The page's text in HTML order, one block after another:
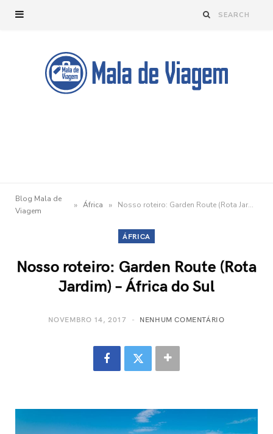
Blog Mala de
Viagem
» África » Nosso roteiro: Garden Route (Rota Jardim) – África do Sul
ÁFRICA
Nosso roteiro: Garden Route (Rota
Jardim) – África do Sul
NOVEMBRO 14, 2017 NENHUM COMENTÁRIO